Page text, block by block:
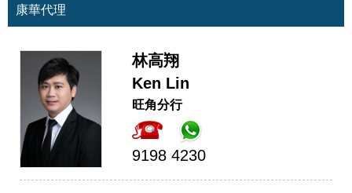
康華代理
林高翔
Ken Lin
旺角分行
9198 4230